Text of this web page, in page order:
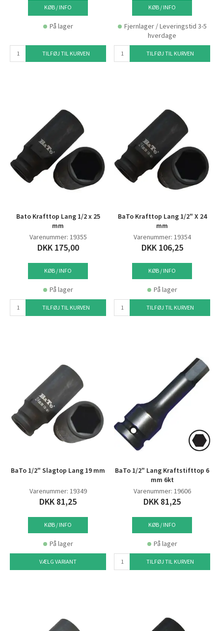
KØB / INFO
På lager
TILFØJ TIL KURVEN
KØB / INFO
Fjernlager / Leveringstid 3-5
hverdage
TILFØJ TIL KURVEN
Bato Krafttop Lang 1/2 x 25
mm
Varenummer: 19355
DKK 175,00
KØB / INFO
På lager
TILFØJ TIL KURVEN
BaTo Krafttop Lang 1/2" X 24
mm
Varenummer: 19354
DKK 106,25
KØB / INFO
På lager
TILFØJ TIL KURVEN
BaTo 1/2" Slagtop Lang 19 mm
Varenummer: 19349
DKK 81,25
KØB / INFO
På lager
VÆLG VARIANT
BaTo 1/2" Lang Kraftstifttop 6
mm 6kt
Varenummer: 19606
DKK 81,25
KØB / INFO
På lager
TILFØJ TIL KURVEN